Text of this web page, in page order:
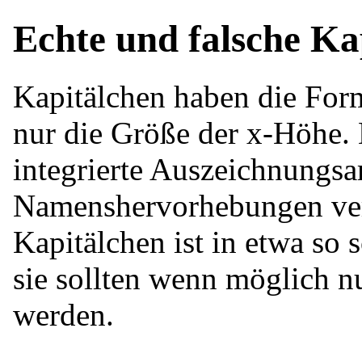
Echte und falsche
Kapitälchen haben die
nur die Größe der x-
integrierte
Namenshervorhebungen
Kapitälchen ist in etwa so
sie sollten wenn möglich
werden.